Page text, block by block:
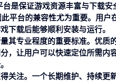
是保证游戏资源丰富与下载
平台的兼容性尤为重要。用
下载后能够顺利安装与运行。
其专业程度的重要标准。优质
，让用户可以快速定位所需内
关注。一个长期维护、持续更